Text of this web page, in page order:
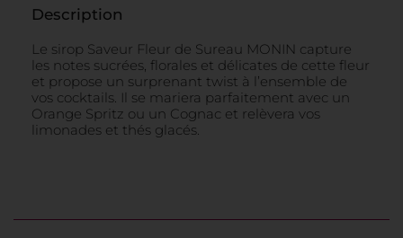
Description
Le sirop Saveur Fleur de Sureau MONIN capture
les notes sucrées, florales et délicates de cette fleur
et propose un surprenant twist à l’ensemble de
vos cocktails. Il se mariera parfaitement avec un
Orange Spritz ou un Cognac et relèvera vos
limonades et thés glacés.